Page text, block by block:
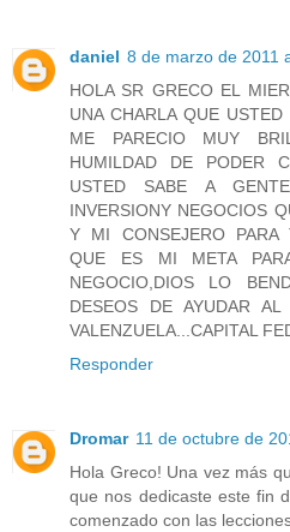
daniel 8 de marzo de 2011
HOLA SR GRECO EL
UNA CHARLA QUE
ME PARECIO MUY
HUMILDAD DE PODER
USTED SABE A
INVERSIONY NEGOCIOS
Y MI CONSEJERO PARA
QUE ES MI META
NEGOCIO,DIOS LO
DESEOS DE AYUDAR AL
VALENZUELA...CAPITAL
Responder
Dromar 11 de octubre de
Hola Greco! Una vez más
que nos dedicaste este fin
comenzado con las